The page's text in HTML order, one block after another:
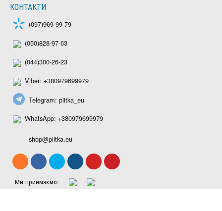
КОНТАКТИ
(097)969-99-79
(050)828-97-63
(044)300-26-23
Viber: +380979699979
Telegram: plitka_eu
WhatsApp: +380979699979
shop@plitka.eu
Ми приймаємо: